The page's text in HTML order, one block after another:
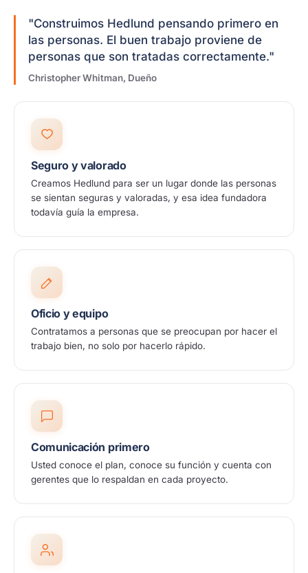
"Construimos Hedlund pensando primero en
las personas. El buen trabajo proviene de
personas que son tratadas correctamente."
Christopher Whitman, Dueño
Seguro y valorado
Creamos Hedlund para ser un lugar donde las personas
se sientan seguras y valoradas, y esa idea fundadora
todavía guía la empresa.
Oficio y equipo
Contratamos a personas que se preocupan por hacer el
trabajo bien, no solo por hacerlo rápido.
Comunicación primero
Usted conoce el plan, conoce su función y cuenta con
gerentes que lo respaldan en cada proyecto.